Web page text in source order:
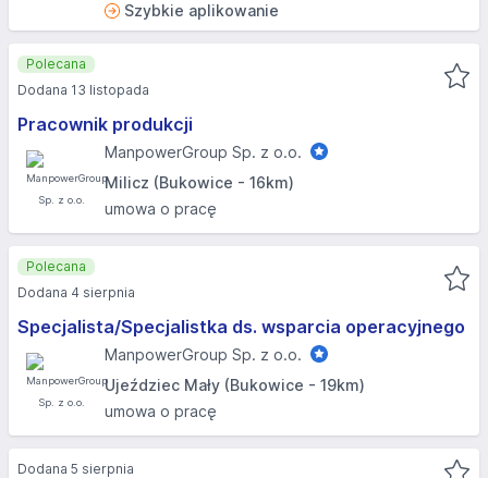
Szybkie aplikowanie
Pracownik produkcji
ManpowerGroup Sp. z o.o.
Milicz (Bukowice - 16km)
umowa o pracę
Polecana
Dodana 13 listopada
Specjalista/Specjalistka ds. wsparcia operacyjnego
ManpowerGroup Sp. z o.o.
Ujeździec Mały (Bukowice - 19km)
umowa o pracę
Polecana
Dodana 4 sierpnia
Dodana 5 sierpnia